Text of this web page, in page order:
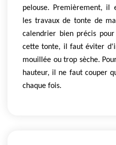
pelouse. Premièrement, il
les travaux de tonte de
calendrier bien précis
cette tonte, il faut éviter
mouillée ou trop sèche.
hauteur, il ne faut couper
chaque fois.